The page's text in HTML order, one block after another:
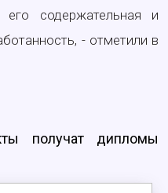
его содержательная и
- отметили в
получат дипломы